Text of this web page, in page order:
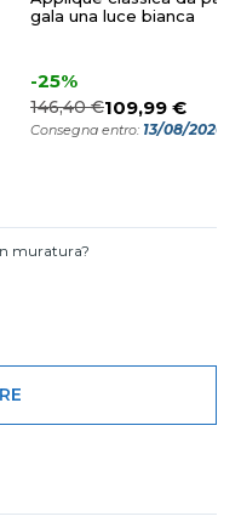
gala una luce bianca
-25%
146,40 €109,99 €
Consegna entro: 13/08/2026
muratura?